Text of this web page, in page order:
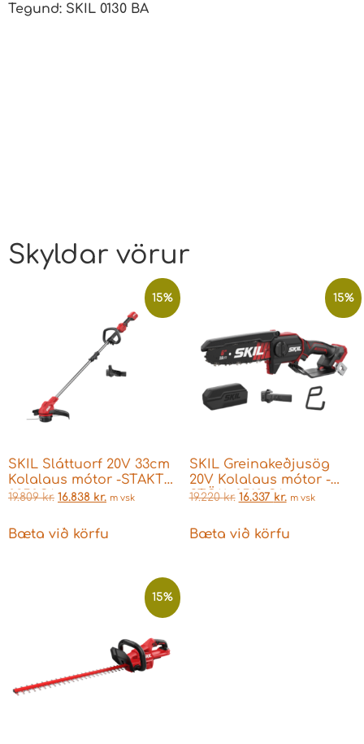
Tegund: SKIL 0130 BA
Skyldar vörur
15%
SKIL Sláttuorf 20V 33cm
Kolalaus mótor -STAKT-
0250CA
19.809kr. 16.838 kr. m vsk
Bæta við körfu
15%
SKIL Greinakeðjusög
20V Kolalaus mótor -
STÖK- 0512 CA
19.220kr. 16.337 kr. m vsk
Bæta við körfu
15%